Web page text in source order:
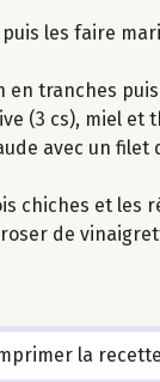
les faire
tranches
(3 cs), miel
avec un filet
chiches et
de
la recette